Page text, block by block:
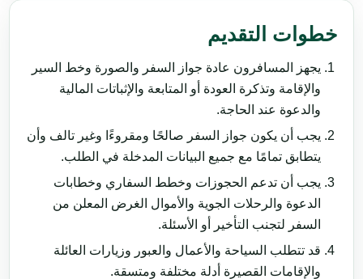
خطوات التقديم
يجهز المسافرون عادة جواز السفر والصورة وخط السير
والإقامة وتذكرة العودة أو المتابعة والإثباتات المالية
والدعوة عند الحاجة.
يجب أن يكون جواز السفر صالحًا ومقروءًا وغير تالف وأن
يتطابق تمامًا مع جميع البيانات المدخلة في الطلب.
يجب أن تدعم الحجوزات وخطط السفاري وخطابات
الدعوة والرحلات الجوية والأموال الغرض المعلن من
السفر لتجنب التأخير أو الأسئلة.
قد تتطلب السياحة والأعمال والعبور وزيارات العائلة
والإقامات القصيرة أدلة مختلفة ومتسقة.